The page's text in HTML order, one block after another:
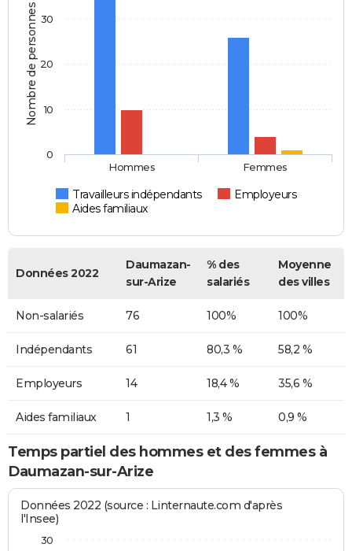
Nombre de personnes
Travailleurs indépendants
Employeurs
Aides familiaux
Hommes Femmes
0
10
20
30
Données 2022
Daumazan-
sur-Arize
% des
salariés
Moyenne
des villes
Non-salariés 76 100% 100%
Indépendants 61 80,3 % 58,2 %
Employeurs 14 18,4 % 35,6 %
Aides familiaux 1 1,3 % 0,9 %
Temps partiel des hommes et des femmes à
Daumazan-sur-Arize
Données 2022 (source : Linternaute.com d'après
l'Insee)
30